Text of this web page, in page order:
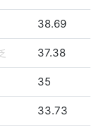
38.69
37.38
35
33.73